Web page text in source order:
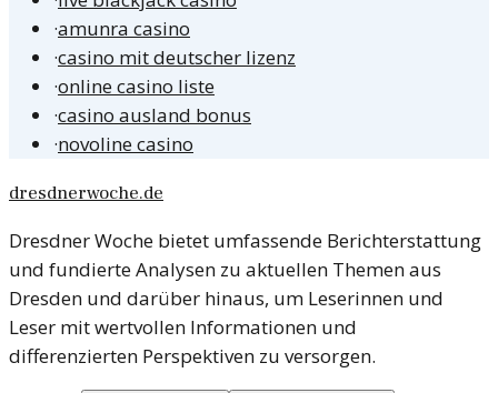
·amunra casino
·casino mit deutscher lizenz
·online casino liste
·casino ausland bonus
·novoline casino
dresdnerwoche.de
Dresdner Woche bietet umfassende Berichterstattung
und fundierte Analysen zu aktuellen Themen aus
Dresden und darüber hinaus, um Leserinnen und
Leser mit wertvollen Informationen und
differenzierten Perspektiven zu versorgen.